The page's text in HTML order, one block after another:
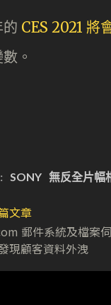
的 CES 2021 將
。
SONY 無反全片幅
文章
郵件系統及檔案
現顧客資料外洩